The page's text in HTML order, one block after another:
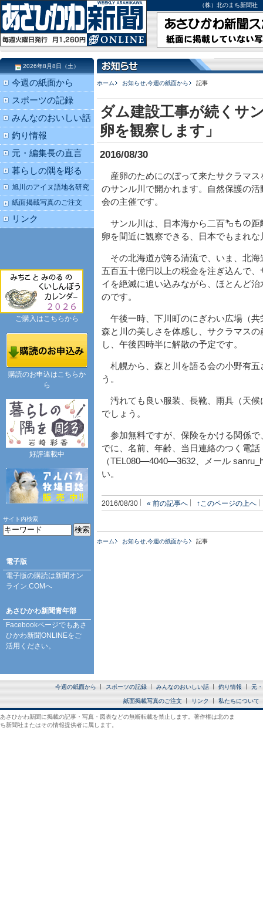
（株）北のまち新聞
ホーム お知らせ 今週の紙面から 記事
ダム建設工事が続くサ
卵を観察します」
2016/08/30
産卵のためにのぼって来たサクラマス
のサンル川で開かれます。自然保護の
会の主催です。
サンル川は、日本海から二百㌔もの距
卵を間近に観察できる、日本でもまれな
その北海道が誇る清流で、いま、北海
五百五十億円以上の税金を注ぎ込んで
イを絶滅に追い込みながら、ほとんど
のです。
午後一時、下川町のにぎわい広場（共
森と川の美しさを体感し、サクラマス
し、午後四時半に解散の予定です。
札幌から、森と川を語る会の小野有
う。
汚れても良い服装、長靴、雨具（天候
でしょう。
参加無料ですが、保険をかける関係で
でに、名前、年齢、当日連絡のつく電
（TEL080―4040―3632、メール
い。
2016/08/30 « 前の記事へ ↑このページの上へ
ホーム お知らせ 今週の紙面から 記事
2026年8月8日（土）
今週の紙面から
スポーツの記録
みんなのおいしい話
釣り情報
元・編集長の直言
暮らしの隅を彫る
旭川のアイヌ語地名研究
紙面掲載写真のご注文
リンク
ご購入はこちらから
購読のお申込はこちらか
ら
好評連載中
サイト内検索
電子版
電子版の購読は新聞オン
ライン.COMへ
あさひかわ新聞青年部
Facebookページでもあさ
ひかわ新聞ONLINEをご
活用ください。
今週の紙面から スポーツの記録 みんなのおいしい話 釣り情報 元
紙面掲載写真のご注文 リンク 私たちについて
あさひかわ新聞に掲載の記事・写真・図表などの無断転載を禁止します。著作権は北のま
ち新聞社またはその情報提供者に属します。